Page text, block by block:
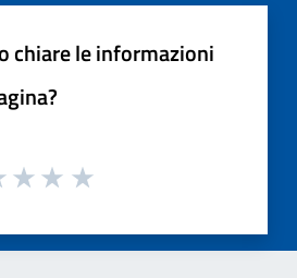
chiare le informazioni